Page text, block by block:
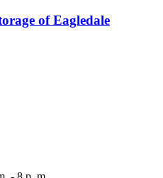
of Eagledale